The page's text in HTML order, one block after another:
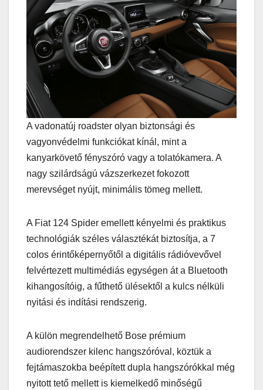
A vadonatúj roadster olyan biztonsági és
vagyonvédelmi funkciókat kínál, mint a
kanyarkövető fényszóró vagy a tolatókamera. A
nagy szilárdságú vázszerkezet fokozott
merevséget nyújt, minimális tömeg mellett.
A Fiat 124 Spider emellett kényelmi és praktikus
technológiák széles választékát biztosítja, a 7
colos érintőképernyőtől a digitális rádióvevővel
felvértezett multimédiás egységen át a Bluetooth
kihangosítóig, a fűthető ülésektől a kulcs nélküli
nyitási és indítási rendszerig.
A külön megrendelhető Bose prémium
audiorendszer kilenc hangszóróval, köztük a
fejtámaszokba beépített dupla hangszórókkal még
nyitott tető mellett is kiemelkedő minőségű